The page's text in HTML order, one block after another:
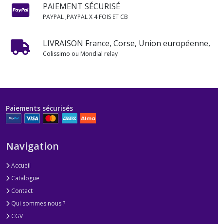
PAIEMENT SÉCURISÉ
PAYPAL ,PAYPAL X 4 FOIS ET CB
LIVRAISON France, Corse, Union européenne,
Colissimo ou Mondial relay
Paiements sécurisés
Navigation
Accueil
Catalogue
Contact
Qui sommes nous ?
CGV